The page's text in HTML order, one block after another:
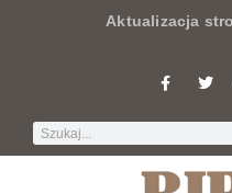
Aktualizacja strony